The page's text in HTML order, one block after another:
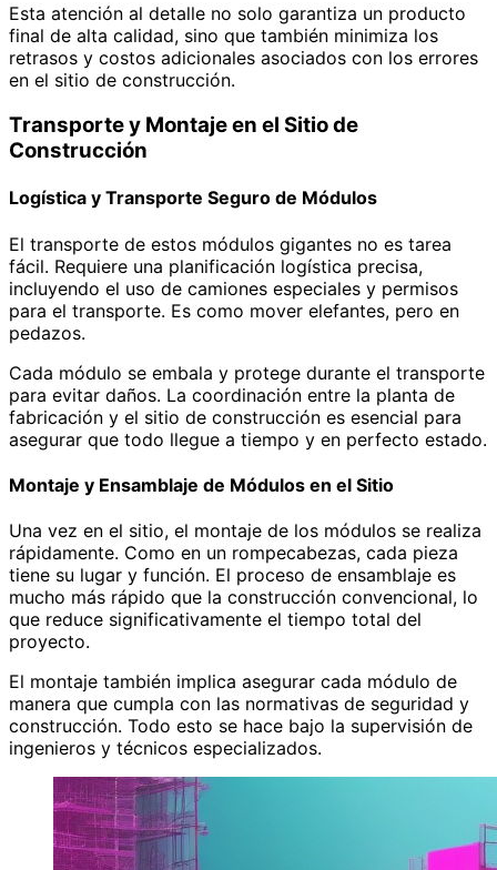
Esta atención al detalle no solo garantiza un producto
final de alta calidad, sino que también minimiza los
retrasos y costos adicionales asociados con los errores
en el sitio de construcción.
Transporte y Montaje en el Sitio de
Construcción
Logística y Transporte Seguro de Módulos
El transporte de estos módulos gigantes no es tarea
fácil. Requiere una planificación logística precisa,
incluyendo el uso de camiones especiales y permisos
para el transporte. Es como mover elefantes, pero en
pedazos.
Cada módulo se embala y protege durante el transporte
para evitar daños. La coordinación entre la planta de
fabricación y el sitio de construcción es esencial para
asegurar que todo llegue a tiempo y en perfecto estado.
Montaje y Ensamblaje de Módulos en el Sitio
Una vez en el sitio, el montaje de los módulos se realiza
rápidamente. Como en un rompecabezas, cada pieza
tiene su lugar y función. El proceso de ensamblaje es
mucho más rápido que la construcción convencional, lo
que reduce significativamente el tiempo total del
proyecto.
El montaje también implica asegurar cada módulo de
manera que cumpla con las normativas de seguridad y
construcción. Todo esto se hace bajo la supervisión de
ingenieros y técnicos especializados.